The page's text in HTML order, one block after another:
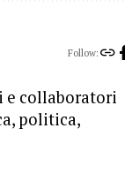
Follow:
e collaboratori
politica,